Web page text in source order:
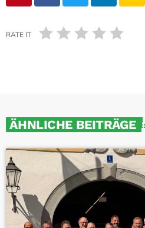
RATE IT
ÄHNLICHE BEITRÄGE